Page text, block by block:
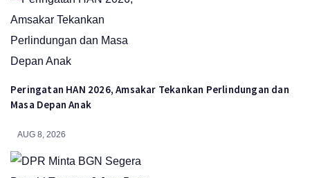
Peringatan HAN 2026, Amsakar Tekankan Perlindungan dan
Masa Depan Anak
AUG 8, 2026